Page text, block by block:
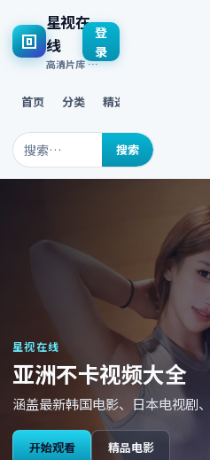
星视在
线
高清片库 · 多终端流畅播放
首页 分类 精选
搜索
登
录
星视在线
亚洲不卡视频大全
涵盖最新韩国电影、日本电视剧
开始观看 精品电影